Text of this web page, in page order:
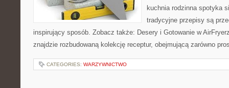
kuchnia rodzinna spotyka
tradycyjne przepisy są
inspirujący sposób. Zobacz także: Desery i Gotowanie w
znajdzie rozbudowaną kolekcję receptur, obejmującą zarówno
CATEGORIES: WARZYWNICTWO